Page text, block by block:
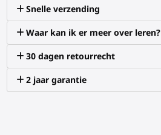
Snelle verzending
Waar kan ik er meer over leren?
30 dagen retourrecht
2 jaar garantie